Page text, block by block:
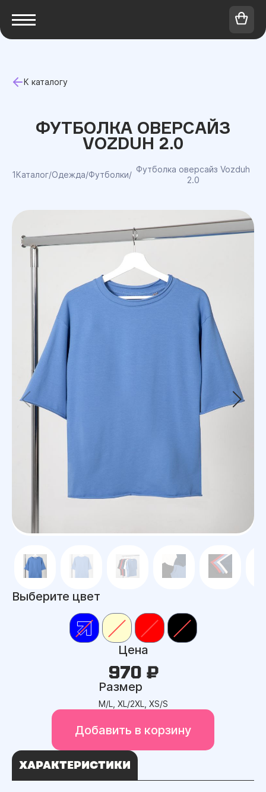
К каталогу
ФУТБОЛКА ОВЕРСАЙЗ
VOZDUH 2.0
1Каталог/Одежда/Футболки/
Футболка оверсайз Vozduh
2.0
Выберите цвет
Цена
970 ₽
Размер
M/L, XL/2XL, XS/S
Добавить в корзину
ХАРАКТЕРИСТИКИ